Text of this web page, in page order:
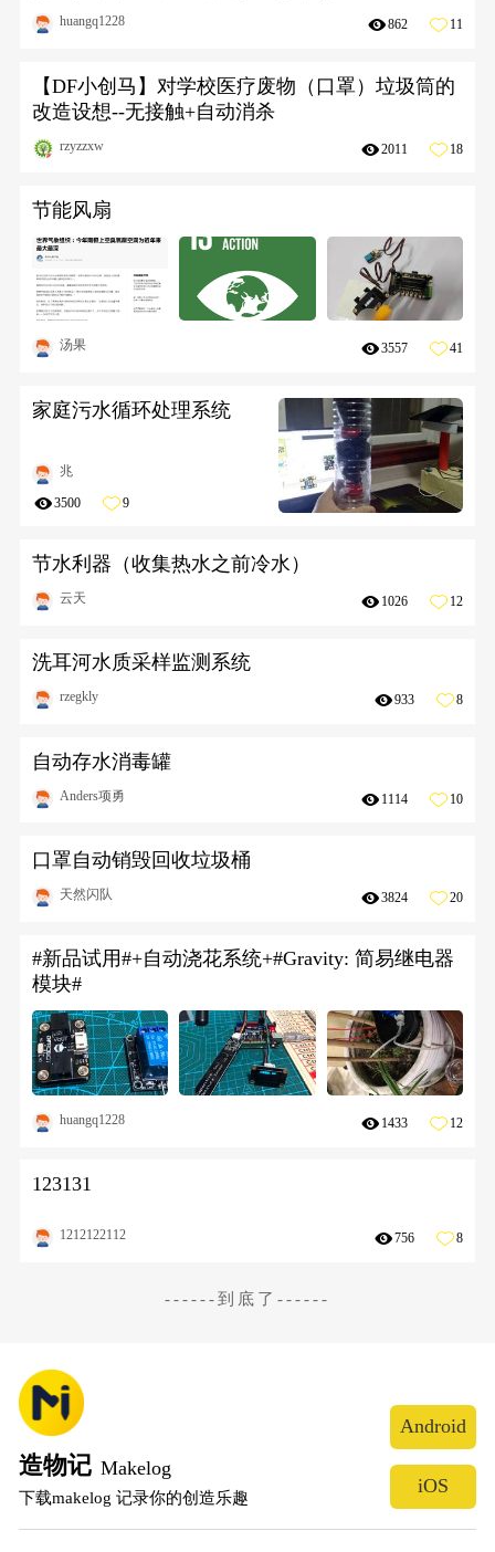
huangq1228 862 11
【DF小创马】对学校医疗废物（口罩）垃圾筒的
改造设想--无接触+自动消杀
rzyzzxw 2011 18
节能风扇
汤果 3557 41
家庭污水循环处理系统
兆
3500 9
节水利器（收集热水之前冷水）
云天 1026 12
洗耳河水质采样监测系统
rzegkly 933 8
自动存水消毒罐
Anders项勇 1114 10
口罩自动销毁回收垃圾桶
天然闪队 3824 20
#新品试用#+自动浇花系统+#Gravity: 简易继电器
模块#
huangq1228 1433 12
123131
1212122112 756 8
------到底了------
造物记 Makelog
下载makelog 记录你的创造乐趣
Android
iOS